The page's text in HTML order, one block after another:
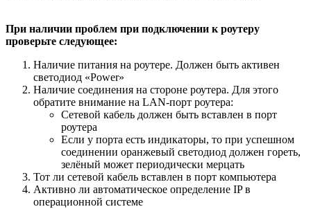
При наличии проблем при подключении к роутеру
проверьте следующее:
Наличие питания на роутере. Должен быть активен
светодиод «Power»
Наличие соединения на стороне роутера. Для этого
обратите внимание на LAN-порт роутера:
Сетевой кабель должен быть вставлен в порт
роутера
Если у порта есть индикаторы, то при успешном
соединении оранжевый светодиод должен гореть,
зелёный может периодически мерцать
Тот ли сетевой кабель вставлен в порт компьютера
Активно ли автоматическое определение IP в
операционной системе